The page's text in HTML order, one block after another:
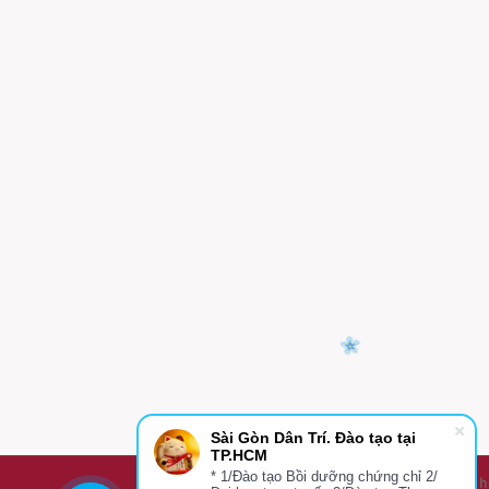
Sài Gòn Dân Trí - Đào Tạo Tại TPHCM-
Sài Gòn Dân Trí. Đào tạo tại
TP.HCM
* 1/Đào tạo Bồi dưỡng chứng chỉ 2/